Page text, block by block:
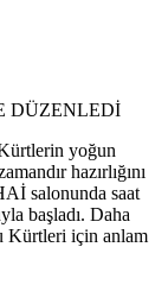
DÜZENLEDİ
yoğun
hazırlığını
salonunda saat
başladı. Daha
Kürtleri için anlam